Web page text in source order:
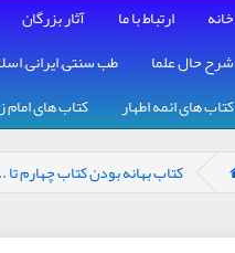
خانه ارتباط با ما آثار بزرگان
شرح حال علما
طب سنتی, ایرانی,
کتاب های ائمه اطهار
کتاب های
کتاب بهانه بودن کتاب چهارم تا